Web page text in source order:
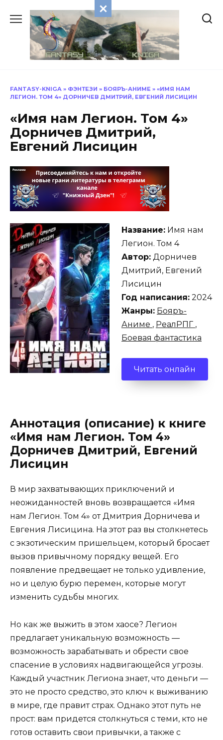
содержанию
FANTASY-KNIGA » ФЭНТЕЗИ » БОЯРЪ-АНИМЕ » «ИМЯ НАМ
ЛЕГИОН. ТОМ 4» ДОРНИЧЕВ ДМИТРИЙ, ЕВГЕНИЙ ЛИСИЦИН
«Имя нам Легион. Том 4»
Дорничев Дмитрий,
Евгений Лисицин
Название: Имя нам
Легион. Том 4
Автор: Дорничев
Дмитрий, Евгений
Лисицин
Год написания: 2024
Жанры: Бояръ-
Аниме , РеалРПГ ,
Боевая фантастика
Читать онлайн
Аннотация (описание) к книге
«Имя нам Легион. Том 4»
Дорничев Дмитрий, Евгений
Лисицин
В мир захватывающих приключений и
неожиданностей вновь возвращается «Имя
нам Легион. Том 4» от Дмитрия Дорничева и
Евгения Лисицина. На этот раз вы столкнетесь
с экзотическим пришельцем, который бросает
вызов привычному порядку вещей. Его
появление предвещает не только удивление,
но и целую бурю перемен, которые могут
изменить судьбы многих.
Но как же выжить в этом хаосе? Легион
предлагает уникальную возможность —
возможность зарабатывать и обрести свое
спасение в условиях надвигающейся угрозы.
Каждый участник Легиона знает, что деньги —
это не просто средство, это ключ к выживанию
в мире, где правит страх. Однако этот путь не
прост: вам придется столкнуться с теми, кто не
готов оставить свои привычки, а также с